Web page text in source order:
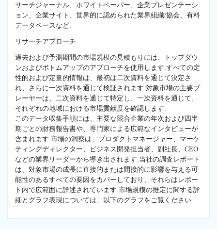
サーチジャーナル、ホワイトペーパー、企業プレゼンテーシ
ョン、企業サイト、世界的に認められた業界組織/協会、有料
データベースなど.
リサーチアプローチ
過去および予測期間の市場規模の見積もりには、トップダウ
ンおよびボトムアップのアプローチを使用します.すべての定
性的および定量的情報は、最初は二次資料を通じて決定さ
れ、さらに一次資料を通じて検証されます.対象市場の主要プ
レーヤーは、二次資料を通じて特定し、一次資料を通じて、
それぞれの地域における市場貢献度を確認します.
このデータ収集手順には、主要な競合企業の年次および四半
期ごとの財務報告書や、専門家による広範なインタビューが
含まれます.市場の洞察は、プロダクトマネージャー、マーケ
ティングディレクター、ビジネス開発担当者、副社長、CEO
などの業界リーダーから導き出されます.当社の調査レポート
は、対象市場の成長に直接的または間接的に影響を与える可
能性のあるすべての要因をカバーしており、それらはレポー
ト内で広範囲に詳述されています.市場規模の推定に関する詳
細とグラフ表現については、以下のグラフをご覧ください.